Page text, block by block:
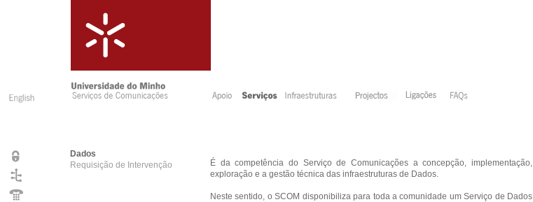
Dados
Requisição de Intervenção
É da competência do Serviço de Comunicações a concepção, implementação,
exploração e a gestão técnica das infraestruturas de Dados.
Neste sentido, o SCOM disponibiliza para toda a comunidade um Serviço de Dados